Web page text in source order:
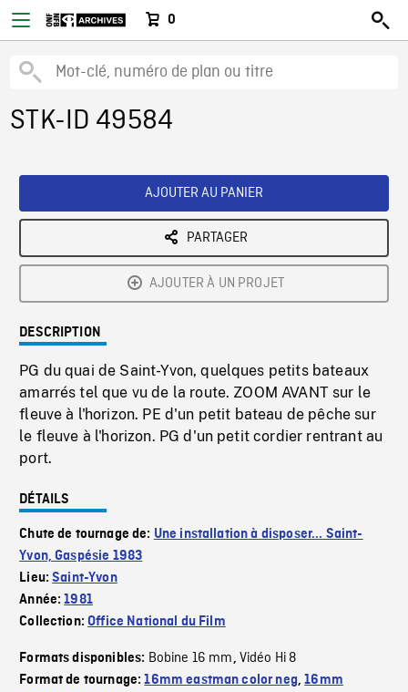
0
STK-ID 49584
AJOUTER AU PANIER
PARTAGER
AJOUTER À UN PROJET
DESCRIPTION
PG du quai de Saint-Yvon, quelques petits bateaux
amarrés tel que vu de la route. ZOOM AVANT sur le
fleuve à l'horizon. PE d'un petit bateau de pêche sur
le fleuve à l'horizon. PG d'un petit cordier rentrant au
port.
DÉTAILS
Chute de tournage de: Une installation à disposer... Saint-
Yvon, Gaspésie 1983
Lieu:Saint-Yvon
Année:1981
Collection:Office National du Film
Formats disponibles: Bobine 16 mm, Vidéo Hi 8
Format de tournage:16mm eastman color neg,16mm